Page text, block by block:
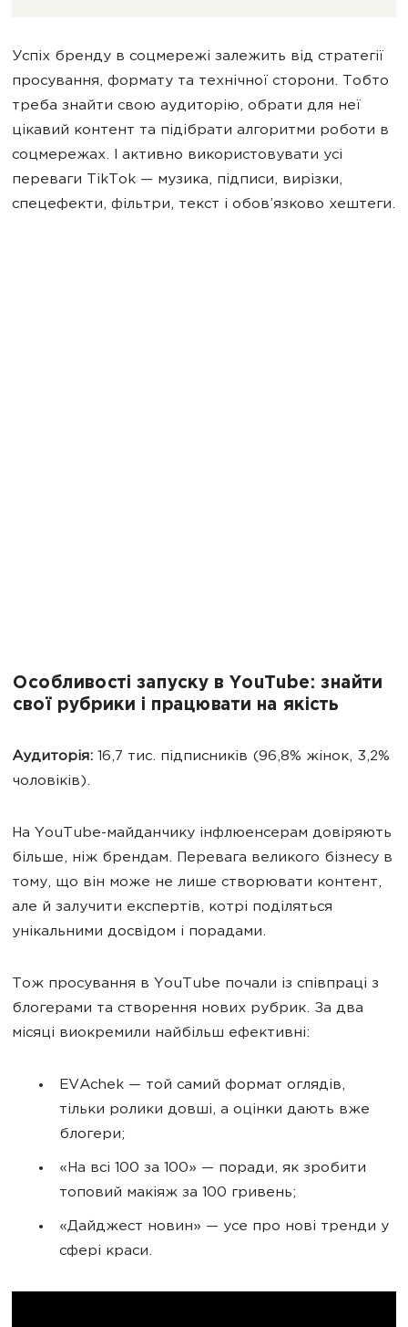
Успіх бренду в соцмережі залежить від стратегії
просування, формату та технічної сторони. Тобто
треба знайти свою аудиторію, обрати для неї
цікавий контент та підібрати алгоритми роботи в
соцмережах. І активно використовувати усі
переваги TikTok — музика, підписи, вирізки,
спецефекти, фільтри, текст і обов’язково хештеги.
Особливості запуску в YouTube: знайти
свої рубрики і працювати на якість
Аудиторія: 16,7 тис. підписників (96,8% жінок, 3,2%
чоловіків).
На YouTube-майданчику інфлюенсерам довіряють
більше, ніж брендам. Перевага великого бізнесу в
тому, що він може не лише створювати контент,
але й залучити експертів, котрі поділяться
унікальними досвідом і порадами.
Тож просування в YouTube почали із співпраці з
блогерами та створення нових рубрик. За два
місяці виокремили найбільш ефективні:
EVAchek — той самий формат оглядів,
тільки ролики довші, а оцінки дають вже
блогери;
«На всі 100 за 100» — поради, як зробити
топовий макіяж за 100 гривень;
«Дайджест новин» — усе про нові тренди у
сфері краси.